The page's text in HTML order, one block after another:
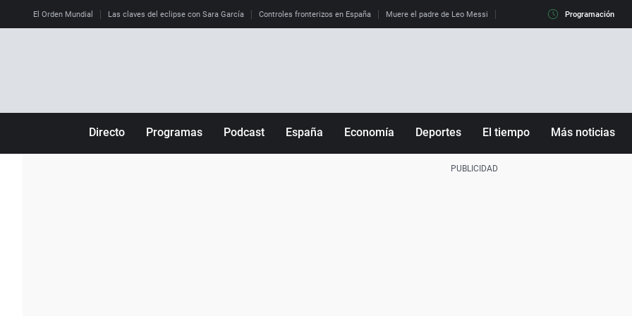
El Orden Mundial Las claves del eclipse con Sara García Controles fronterizos en España Muere el padre de Leo Messi La diferencia entre observar el
Programación
Directo Programas Podcast España Economía Deportes El tiempo Más noticias